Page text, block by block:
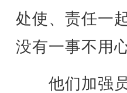
处使、责任一
没有一事不用
他们加强员